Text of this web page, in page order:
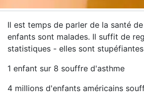
Il est temps de parler de la santé
enfants sont malades. Il suffit de
statistiques - elles sont
1 enfant sur 8 souffre d'asthme
4 millions d'enfants américains